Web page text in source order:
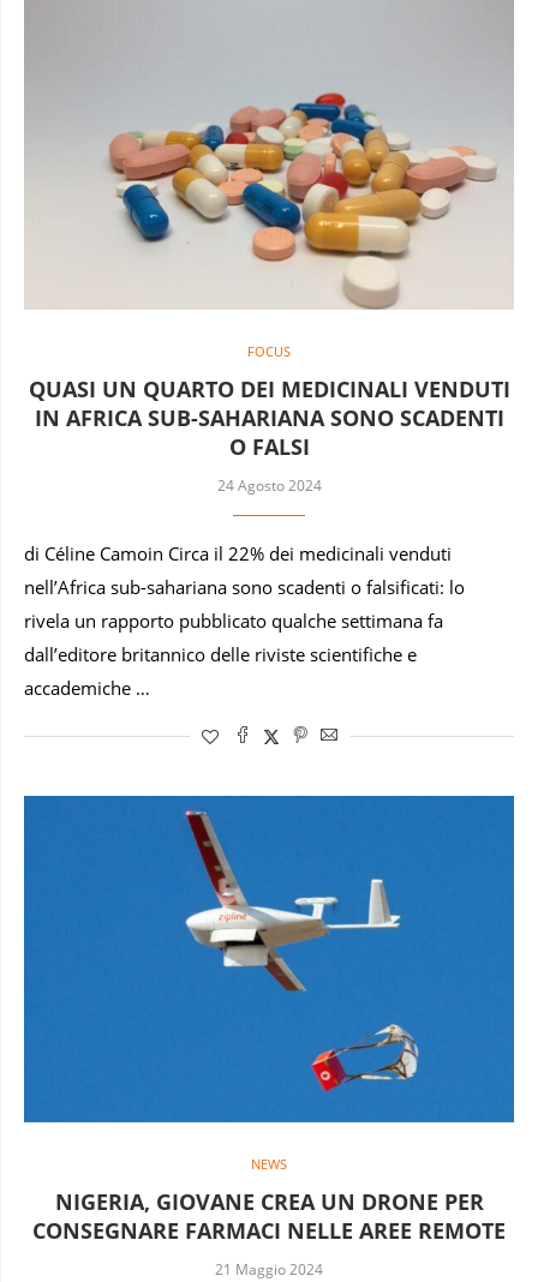
FOCUS
QUASI UN QUARTO DEI MEDICINALI VENDUTI
IN AFRICA SUB-SAHARIANA SONO SCADENTI
O FALSI
24 Agosto 2024
di Céline Camoin Circa il 22% dei medicinali venduti
nell’Africa sub-sahariana sono scadenti o falsificati: lo
rivela un rapporto pubblicato qualche settimana fa
dall’editore britannico delle riviste scientifiche e
accademiche …
NEWS
NIGERIA, GIOVANE CREA UN DRONE PER
CONSEGNARE FARMACI NELLE AREE REMOTE
21 Maggio 2024